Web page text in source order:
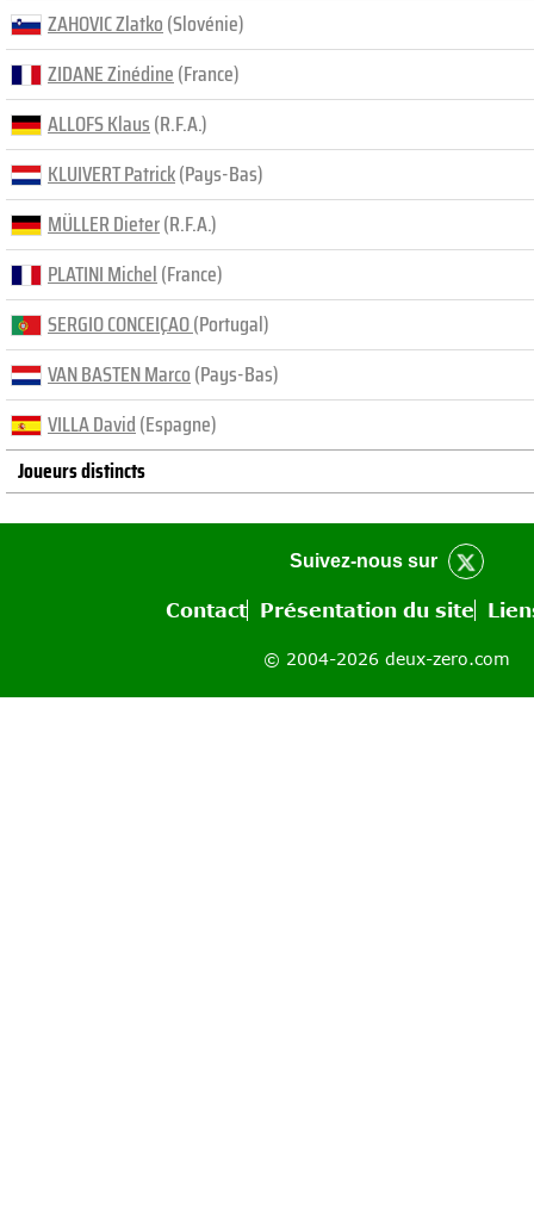
ZAHOVIC Zlatko(Slovénie)
ZIDANE Zinédine(France)
ALLOFS Klaus(R.F.A.)
KLUIVERT Patrick(Pays-Bas)
MÜLLER Dieter(R.F.A.)
PLATINI Michel(France)
SERGIO CONCEIÇAO(Portugal)
VAN BASTEN Marco(Pays-Bas)
VILLA David(Espagne)
Joueurs distincts
Suivez-nous sur
Contact Présentation du site
© 2004-2026 deux-zero.com